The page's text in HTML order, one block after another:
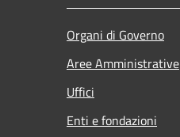
Organi di Governo
Aree Amministrative
Uffici
Enti e fondazioni